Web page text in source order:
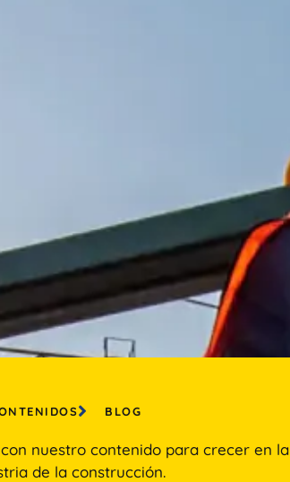
BLOG
nuestro contenido para crecer en la
de la construcción.